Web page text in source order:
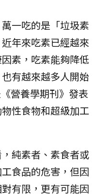
一吃的是「垃圾素
年來吃素已經越來
素，吃素能夠降低
有越來越多人開始
營養學期刊》發表
性食物和超級加工
純素者、素食者或
食品的危害，但因
有限，更有可能因